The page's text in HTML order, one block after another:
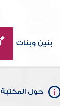
بنين وبنات
حول المكتبة